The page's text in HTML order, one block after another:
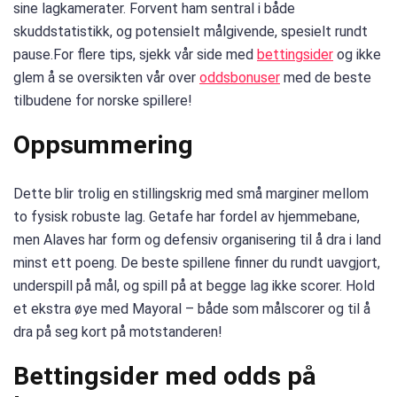
sine lagkamerater. Forvent ham sentral i både
skuddstatistikk, og potensielt målgivende, spesielt rundt
pause.For flere tips, sjekk vår side med bettingsider og ikke
glem å se oversikten vår over oddsbonuser med de beste
tilbudene for norske spillere!
Oppsummering
Dette blir trolig en stillingskrig med små marginer mellom
to fysisk robuste lag. Getafe har fordel av hjemmebane,
men Alaves har form og defensiv organisering til å dra i land
minst ett poeng. De beste spillene finner du rundt uavgjort,
underspill på mål, og spill på at begge lag ikke scorer. Hold
et ekstra øye med Mayoral – både som målscorer og til å
dra på seg kort på motstanderen!
Bettingsider med odds på